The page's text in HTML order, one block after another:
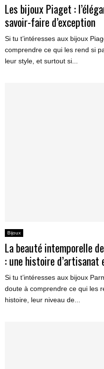
Les bijoux Piaget :
savoir-faire d’exception
Si tu t’intéresses aux bijoux
comprendre ce qui les rend si
leur style, et surtout si...
Bijoux
La beauté intemporelle
: une histoire d’artisanat
Si tu t’intéresses aux bijoux
doute à comprendre ce qui les
histoire, leur niveau de...